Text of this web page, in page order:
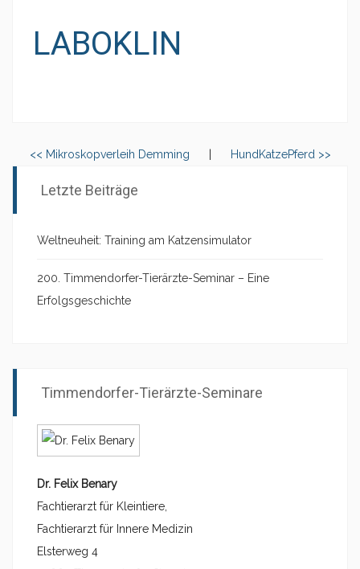
LABOKLIN
<< Mikroskopverleih Demming | HundKatzePferd >>
Letzte Beiträge
Weltneuheit: Training am Katzensimulator
200. Timmendorfer-Tierärzte-Seminar – Eine
Erfolgsgeschichte
Timmendorfer-Tierärzte-Seminare
Dr. Felix Benary
Fachtierarzt für Kleintiere,
Fachtierarzt für Innere Medizin
Elsterweg 4